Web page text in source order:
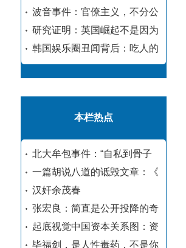
波音事件：官僚主义，不分公
研究证明：英国崛起不是因为
韩国娱乐圈丑闻背后：吃人的
本栏热点
北大牟包事件：“自私到骨子
一篇胡说八道的诋毁文章：《
汉奸余茂春
张宏良：简直是公开投降的奇
起底视觉中国资本关系图：资
毕福剑，是人性毒药，不是你